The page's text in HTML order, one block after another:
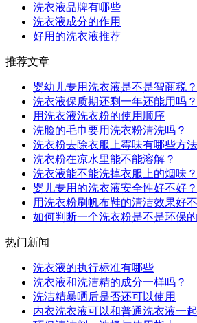
洗衣液品牌有哪些
洗衣液成分的作用
好用的洗衣液推荐
推荐文章
婴幼儿专用洗衣液是不是智商税？
洗衣液保质期还剩一年还能用吗？
用洗衣液洗衣粉的使用顺序
洗脸的毛巾要用洗衣粉清洗吗？
洗衣粉去除衣服上霉味有哪些方
洗衣粉在凉水里能不能溶解？
洗衣液能不能洗掉衣服上的烟味？
婴儿专用的洗衣液安全性好不好？
用洗衣粉刷帆布鞋的清洁效果好
如何判断一个洗衣粉是不是环保
热门新闻
洗衣液的执行标准有哪些
洗衣液和洗洁精的成分一样吗？
洗洁精暴晒后是否还可以使用
内衣洗衣液可以和普通洗衣液一